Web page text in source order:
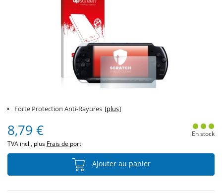
Forte Protection Anti-Rayures [plus]
8,79 €
TVA incl., plus Frais de port
En stock
Ajouter au panier